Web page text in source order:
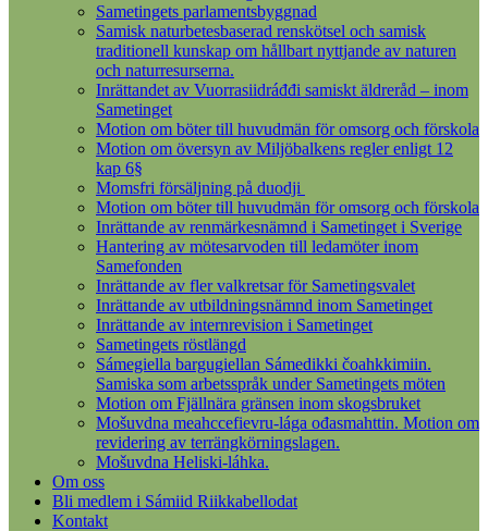
Sametingets parlamentsbyggnad
Samisk naturbetesbaserad renskötsel och samisk
traditionell kunskap om hållbart nyttjande av naturen
och naturresurserna.
Inrättandet av Vuorrasiidráđđi samiskt äldreråd – inom
Sametinget
Motion om böter till huvudmän för omsorg och förskola
Motion om översyn av Miljöbalkens regler enligt 12
kap 6§
Momsfri försäljning på duodji
Motion om böter till huvudmän för omsorg och förskola
Inrättande av renmärkesnämnd i Sametinget i Sverige
Hantering av mötesarvoden till ledamöter inom
Samefonden
Inrättande av fler valkretsar för Sametingsvalet
Inrättande av utbildningsnämnd inom Sametinget
Inrättande av internrevision i Sametinget
Sametingets röstlängd
Sámegiella bargugiellan Sámedikki čoahkkimiin.
Samiska som arbetsspråk under Sametingets möten
Motion om Fjällnära gränsen inom skogsbruket
Mošuvdna meahccefievru-lága ođasmahttin. Motion om
revidering av terrängkörningslagen.
Mošuvdna Heliski-láhka.
Om oss
Bli medlem i Sámiid Riikkabellodat
Kontakt